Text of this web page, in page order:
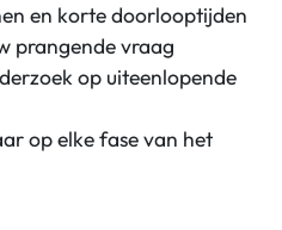
en korte doorlooptijden
prangende vraag
op uiteenlopende
op elke fase van het